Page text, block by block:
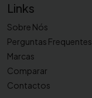
,
a
r
.
A
f
Links
Sobre Nós
Perguntas Frequentes
Marcas
Comparar
Contactos